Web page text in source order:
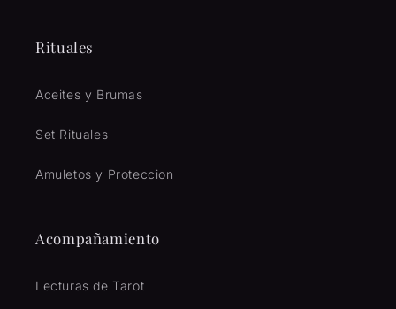
Rituales
Aceites y Brumas
Set Rituales
Amuletos y Proteccion
Acompañamiento
Lecturas de Tarot